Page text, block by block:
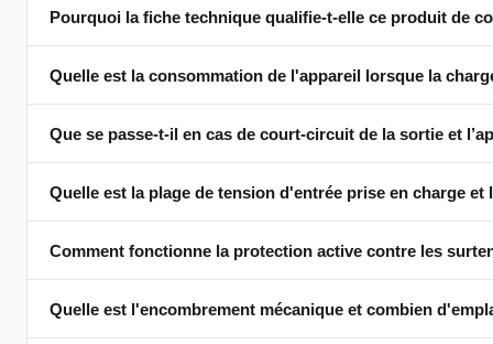
Trois tensions — 5 V, 9 V et 12 V — sélectionnées à l'aide
dans la limite de puissance de 20 W.
Pourquoi la fiche technique qualifie-t-elle ce produit de
NoElko signifie que le convertisseur ne contient aucun
alimentations à découpage ; leur suppression élimine le
celle des modèles conventionnels.
Quelle est la consommation de l'appareil lorsque la
50–60 mW à 5 V en sortie, entrée 230 V. La valeur <50 mW
en veille augmente légèrement (la Figure 5 indique environ
Que se passe-t-il en cas de court-circuit de la sortie et
Oui — la sortie résiste à un court-circuit indéfini sans
automatiquement son fonctionnement normal sans aucune
Quelle est la plage de tension d'entrée prise en charge
La plage de tension d'entrée est de 207 V à 253 V CA à une
pas aux réseaux 110 V ; le HDR20-5-12 n'est pas adapté
Comment fonctionne la protection active contre les
Décharge active via une résistance de puissance de 10 Ω
écrêtage passif, protégeant ainsi les charges en aval lors
Quelle est l'encombrement mécanique et combien